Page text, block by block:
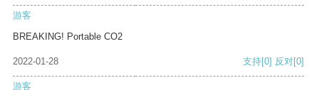
游客
BREAKING! Portable CO2
2022-01-28 支持[0] 反对[0]
游客